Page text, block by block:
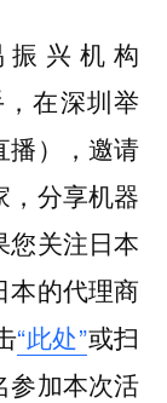
兴机构
，在深圳举
播），邀请
，分享机器
您关注日本
本的代理商
“此处”或扫
参加本次活